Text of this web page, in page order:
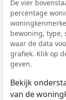
De vier
percentage
bewoning, type,
waar de data
grafiek. Klik op
geven.
Bekijk
van de